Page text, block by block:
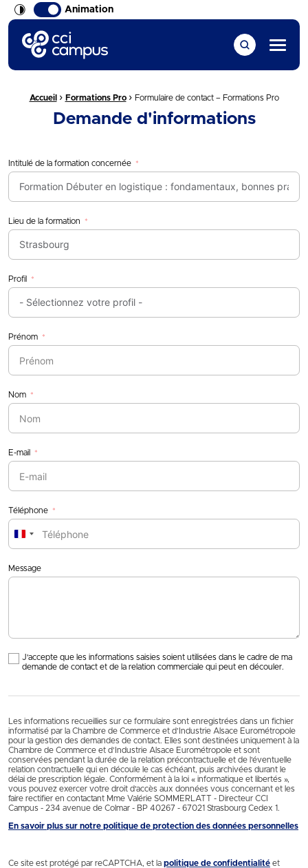
Animation
CCI Campus La formation qui vous ressemble
Menu
Fil d'Ariane :
Accueil › Formations Pro › Formulaire de contact – Formations Pro
Demande d'informations
Intitulé de la formation concernée
Lieu de la formation
Profil
Prénom
Nom
E-mail
Téléphone
France
Message
J'accepte que les informations saisies soient utilisées dans le cadre de ma
demande de contact et de la relation commerciale qui peut en découler.
Les informations recueillies sur ce formulaire sont enregistrées dans un fichier
informatisé par la Chambre de Commerce et d’Industrie Alsace Eurométropole
pour la gestion des demandes de contact. Elles sont destinées uniquement à la
Chambre de Commerce et d’Industrie Alsace Eurométropole et sont
conservées pendant la durée de la relation précontractuelle et de l’éventuelle
relation contractuelle qui en découle le cas échéant, puis archivées durant le
délai de prescription légale. Conformément à la loi « informatique et libertés »,
vous pouvez exercer votre droit d'accès aux données vous concernant et les
faire rectifier en contactant Mme Valérie SOMMERLATT - Directeur CCI
Campus - 234 avenue de Colmar - BP 40267 - 67021 Strasbourg Cedex 1.
En savoir plus sur notre politique de protection des données personnelles
Ce site est protégé par reCAPTCHA, et la politique de confidentialité et